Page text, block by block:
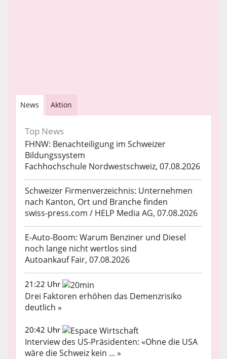
News Aktion
Top News
FHNW: Benachteiligung im Schweizer
Bildungssystem
Fachhochschule Nordwestschweiz, 07.08.2026
Schweizer Firmenverzeichnis: Unternehmen
nach Kanton, Ort und Branche finden
swiss-press.com / HELP Media AG, 07.08.2026
E-Auto-Boom: Warum Benziner und Diesel
noch lange nicht wertlos sind
Autoankauf Fair, 07.08.2026
21:22 Uhr
Drei Faktoren erhöhen das Demenzrisiko
deutlich »
20:42 Uhr
Interview des US-Präsidenten: «Ohne die USA
wäre die Schweiz kein ... »